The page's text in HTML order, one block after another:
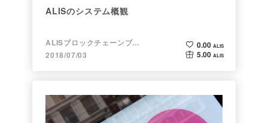
ALISのシステム概観
ALISブロックチェーンブログ
2018/07/03
0.00 ALIS
5.00 ALIS